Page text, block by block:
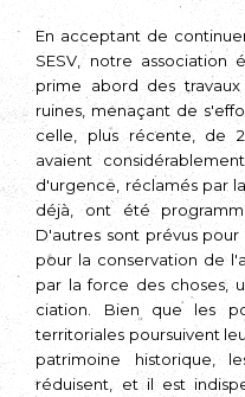
En acceptant de
SESV, notre
prime abord des
ruines, menaçant de
celle, plus récente, de
avaient
d'urgence, réclamés par
déjà, ont été
D'autres sont prévus
pour la conservation de
par la force des choses,
ciation. Bien que les
territoriales poursuivent
patrimoine historique,
réduisent, et il est